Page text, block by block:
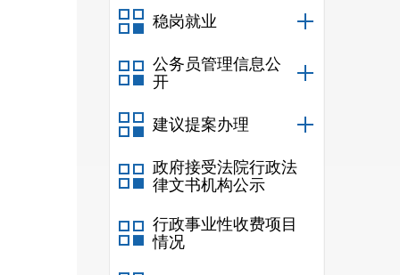
稳岗就业
公务员管理信息公
开
建议提案办理
政府接受法院行政法
律文书机构公示
行政事业性收费项目
情况